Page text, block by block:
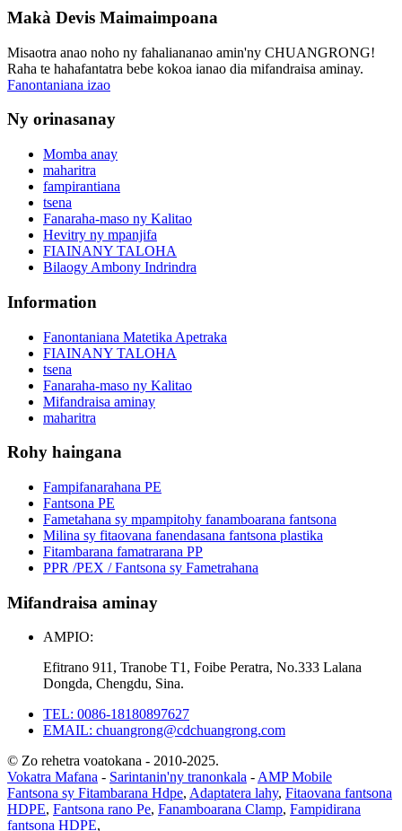
Makà Devis Maimaimpoana
Misaotra anao noho ny fahaliananao amin'ny CHUANGRONG!
Raha te hahafantatra bebe kokoa ianao dia mifandraisa aminay.
Fanontaniana izao
Ny orinasanay
Momba anay
maharitra
fampirantiana
tsena
Fanaraha-maso ny Kalitao
Hevitry ny mpanjifa
FIAINANY TALOHA
Bilaogy Ambony Indrindra
Information
Fanontaniana Matetika Apetraka
FIAINANY TALOHA
tsena
Fanaraha-maso ny Kalitao
Mifandraisa aminay
maharitra
Rohy haingana
Fampifanarahana PE
Fantsona PE
Fametahana sy mpampitohy fanamboarana fantsona
Milina sy fitaovana fanendasana fantsona plastika
Fitambarana famatrarana PP
PPR /PEX / Fantsona sy Fametrahana
Mifandraisa aminay
AMPIO:
Efitrano 911, Tranobe T1, Foibe Peratra, No.333 Lalana
Dongda, Chengdu, Sina.
TEL: 0086-18180897627
EMAIL: chuangrong@cdchuangrong.com
© Zo rehetra voatokana - 2010-2025.
Vokatra Mafana - Sarintanin'ny tranonkala -AMP Mobile
Fantsona sy Fitambarana Hdpe, Adaptatera lahy, Fitaovana fantsona
HDPE, Fantsona rano Pe, Fanamboarana Clamp, Fampidirana
fantsona HDPE,